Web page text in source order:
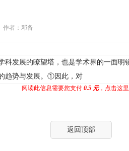
作者：邓备
发展的瞭望塔，也是学术界的一面明
趋势与发展。①因此，对
阅读此信息需要您支付 0.5 元，点击这
返回顶部